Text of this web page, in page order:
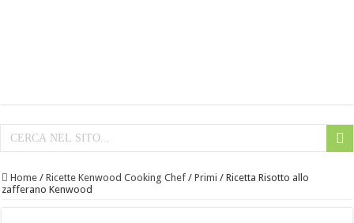
Home / Ricette Kenwood Cooking Chef / Primi / Ricetta Risotto allo
zafferano Kenwood